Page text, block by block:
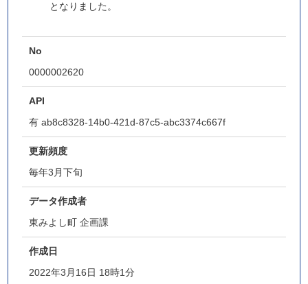
となりました。
No
0000002620
API
有 ab8c8328-14b0-421d-87c5-abc3374c667f
更新頻度
毎年3月下旬
データ作成者
東みよし町 企画課
作成日
2022年3月16日 18時1分